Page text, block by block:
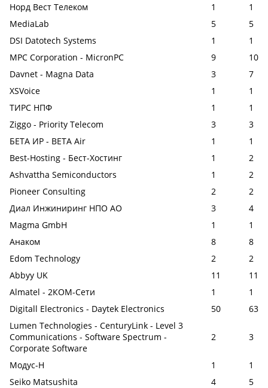
Норд Вест Телеком
1
1
MediaLab
5
5
DSI Datotech Systems
1
1
MPC Corporation - MicronPC
9
10
Davnet - Magna Data
3
7
XSVoice
1
1
ТИРС НПФ
1
1
Ziggo - Priority Telecom
3
3
БЕТА ИР - BETA Air
1
1
Best-Hosting - Бест-Хостинг
1
2
Ashvattha Semiconductors
1
2
Pioneer Consulting
2
2
Диал Инжиниринг НПО АО
3
4
Magma GmbH
1
1
Анаком
8
8
Edom Technology
2
2
Abbyy UK
11
11
Almatel - 2КОМ-Сети
1
1
Digitall Electronics - Daytek Electronics
50
63
Lumen Technologies - CenturyLink - Level 3
Communications - Software Spectrum -
Corporate Software
2 3
Модус-Н 1
1
Seiko Matsushita
4
5